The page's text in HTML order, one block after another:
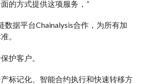
的方式提供这项服务，”
数据平台Chainalysis合作，为所有加
。
护客户。
标记化、智能合约执行和快速转移方